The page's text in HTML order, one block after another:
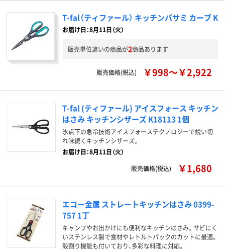
T-fal（ティファール） キッチンバサミ カーブ K
お届け日：8月11日（火）
販売単位違いの商品が2商品あります
販売価格(税込) ￥998～￥2,922
T-fal (ティファール) アイスフォース キッチン
はさみ キッチンシザーズ K18113 1個
氷点下の急冷技術アイスフォーステクノロジーで鋭い切
れ味続くキッチンシザーズ。
お届け日：8月11日（火）
販売価格(税込)
￥1,680
エコー金属 ストレートキッチンはさみ 0399-
757 1丁
キャンプやお出かけにも便利なキッチンはさみ。サビにく
いステンレス製で食材やレトルトパックのカットに最適。
殻割り機能も付いており、多彩な料理に対応。